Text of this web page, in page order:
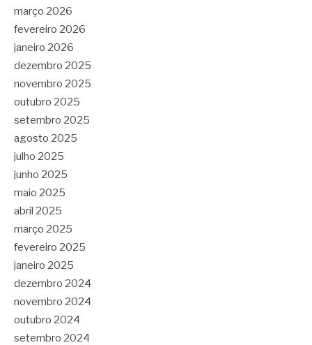
março 2026
fevereiro 2026
janeiro 2026
dezembro 2025
novembro 2025
outubro 2025
setembro 2025
agosto 2025
julho 2025
junho 2025
maio 2025
abril 2025
março 2025
fevereiro 2025
janeiro 2025
dezembro 2024
novembro 2024
outubro 2024
setembro 2024